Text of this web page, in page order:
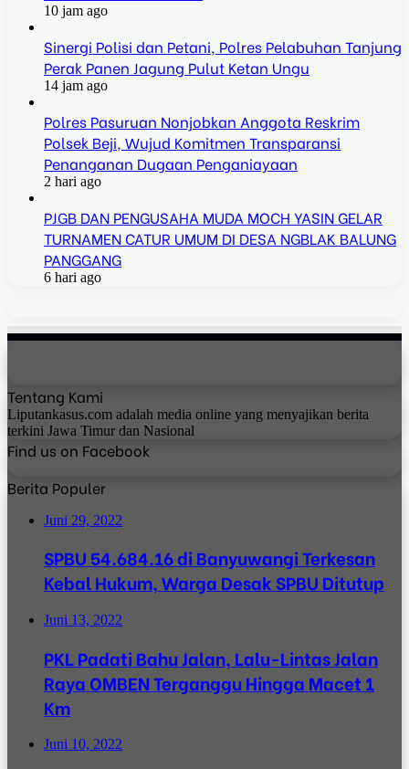
10 jam ago
Sinergi Polisi dan Petani, Polres Pelabuhan Tanjung
Perak Panen Jagung Pulut Ketan Ungu
14 jam ago
Polres Pasuruan Nonjobkan Anggota Reskrim
Polsek Beji, Wujud Komitmen Transparansi
Penanganan Dugaan Penganiayaan
2 hari ago
PJGB DAN PENGUSAHA MUDA MOCH YASIN GELAR
TURNAMEN CATUR UMUM DI DESA NGBLAK BALUNG
PANGGANG
6 hari ago
Tentang Kami
Liputankasus.com adalah media online yang menyajikan berita
terkini Jawa Timur dan Nasional
Find us on Facebook
Berita Populer
Juni 29, 2022
SPBU 54.684.16 di Banyuwangi Terkesan
Kebal Hukum, Warga Desak SPBU Ditutup
Juni 13, 2022
PKL Padati Bahu Jalan, Lalu-Lintas Jalan
Raya OMBEN Terganggu Hingga Macet 1
Km
Juni 10, 2022